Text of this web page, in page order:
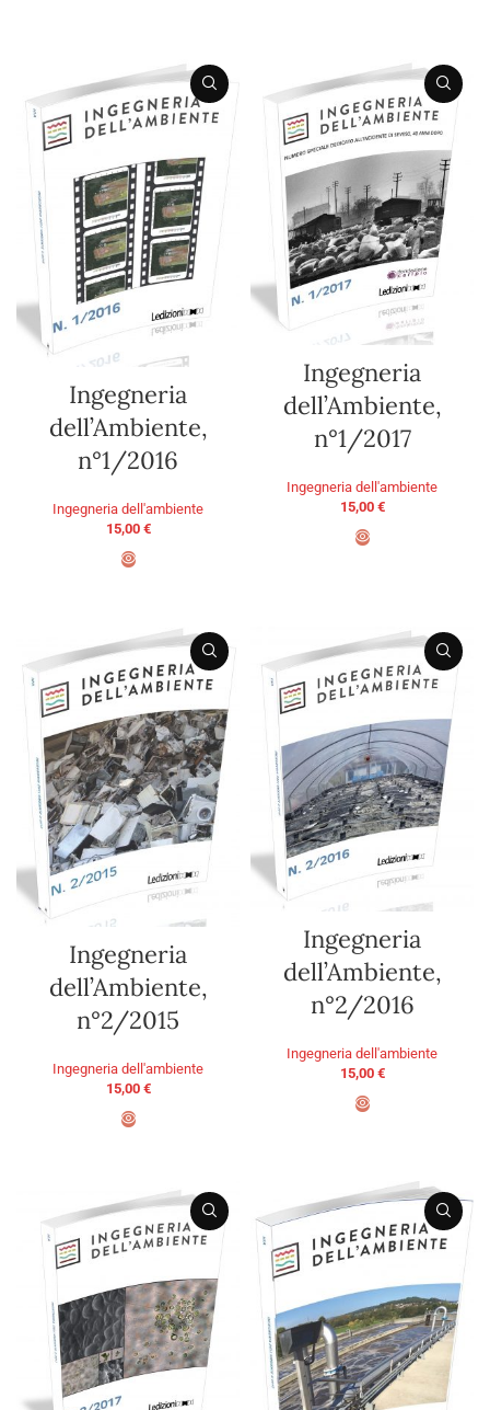
Ingegneria
dell’Ambiente,
n°1/2016
Ingegneria dell'ambiente
15,00 €
Ingegneria
dell’Ambiente,
n°1/2017
Ingegneria dell'ambiente
15,00 €
Ingegneria
dell’Ambiente,
n°2/2015
Ingegneria dell'ambiente
15,00 €
Ingegneria
dell’Ambiente,
n°2/2016
Ingegneria dell'ambiente
15,00 €